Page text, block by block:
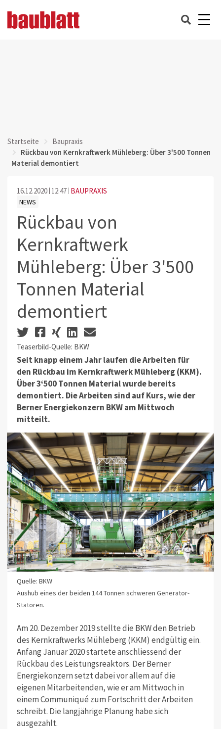
Startseite
Baupraxis
Rückbau von Kernkraftwerk Mühleberg: Über 3'500 Tonnen
Material demontiert
16.12.2020 12:47 BAUPRAXIS
NEWS
Rückbau von
Kernkraftwerk
Mühleberg: Über 3'500
Tonnen Material
demontiert
Teaserbild-Quelle: BKW
Seit knapp einem Jahr laufen die Arbeiten für
den Rückbau im Kernkraftwerk Mühleberg (KKM).
Über 3‘500 Tonnen Material wurde bereits
demontiert. Die Arbeiten sind auf Kurs, wie der
Berner Energiekonzern BKW am Mittwoch
mitteilt.
Quelle: BKW
Aushub eines der beiden 144 Tonnen schweren Generator-
Statoren.
Am 20. Dezember 2019 stellte die BKW den Betrieb
des Kernkraftwerks Mühleberg (KKM) endgültig ein.
Anfang Januar 2020 startete anschliessend der
Rückbau des Leistungsreaktors. Der Berner
Energiekonzern setzt dabei vor allem auf die
eigenen Mitarbeitenden, wie er am Mittwoch in
einem Communiqué zum Fortschritt der Arbeiten
schreibt. Die langjährige Planung habe sich
ausgezahlt.